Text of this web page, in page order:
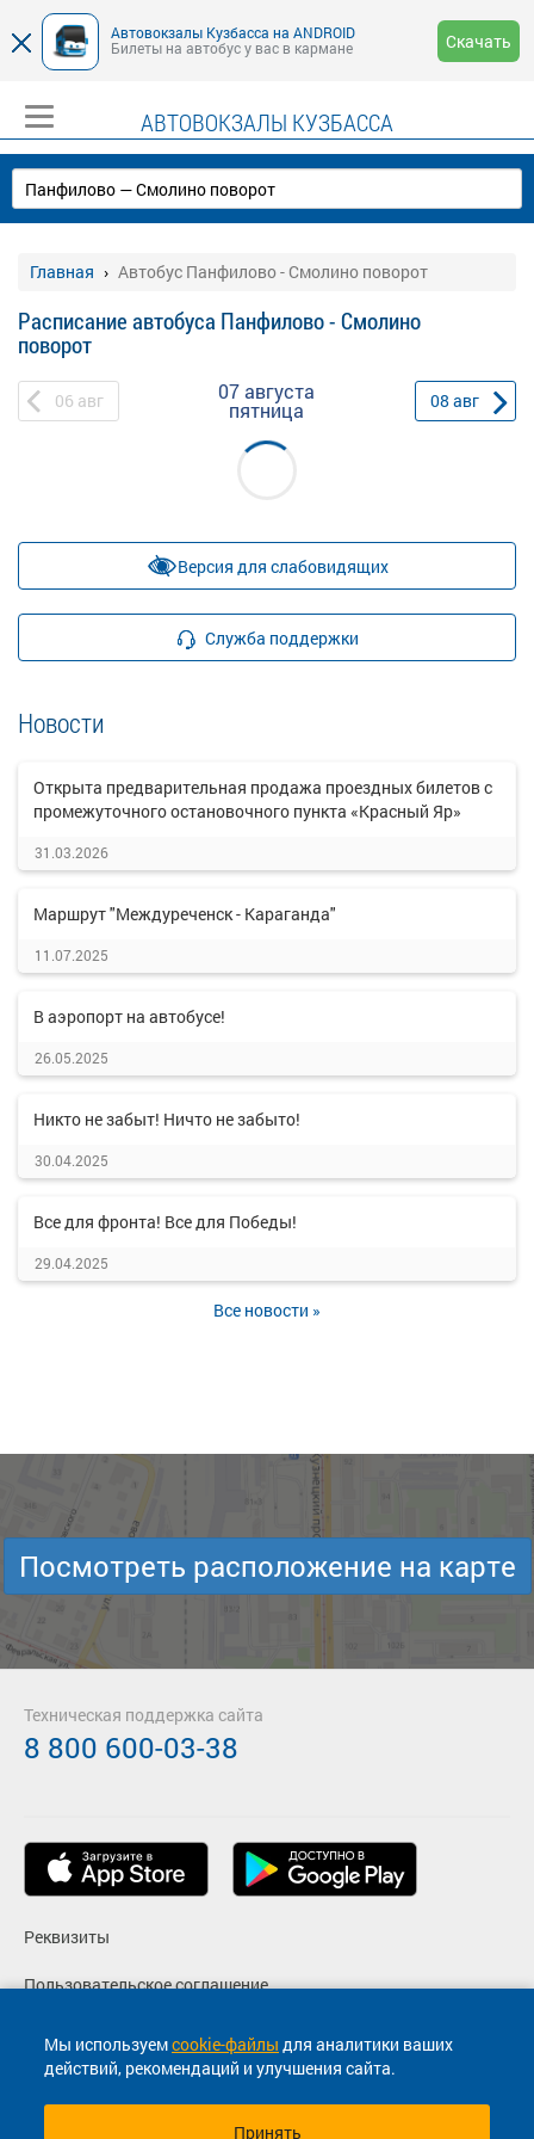
Автовокзалы Кузбасса на ANDROID
Билеты на автобус у вас в кармане
Скачать
АВТОВОКЗАЛЫ КУЗБАССА
Главная Автобус Панфилово - Смолино поворот
Расписание автобуса Панфилово - Смолино
поворот
06 авг 07 августа
пятница 08 авг
Версия для слабовидящих
Служба поддержки
Новости
Открыта предварительная продажа проездных билетов с
промежуточного остановочного пункта «Красный Яр»
31.03.2026
Маршрут "Междуреченск - Караганда"
11.07.2025
В аэропорт на автобусе!
26.05.2025
Никто не забыт! Ничто не забыто!
30.04.2025
Все для фронта! Все для Победы!
29.04.2025
Все новости »
Мы используемcookie-файлы для аналитики ваших
действий, рекомендаций и улучшения сайта.
Принять
Посмотреть расположение на карте
Реквизиты
Пользовательское соглашение
Политика конфиденциальности
Согласие на маркетинговые сообщения
Техническая поддержка сайта
8 800 600-03-38